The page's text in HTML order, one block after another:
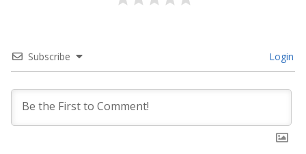
Subscribe Login